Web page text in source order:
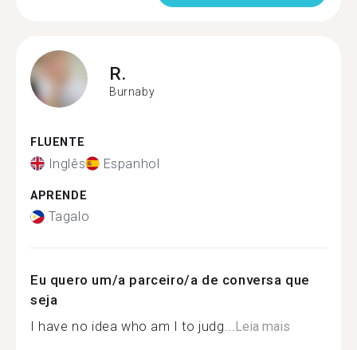
R.
Burnaby
FLUENTE
Inglês Espanhol
APRENDE
Tagalo
Eu quero um/a parceiro/a de conversa que
seja
I have no idea who am I to judg...Leia mais